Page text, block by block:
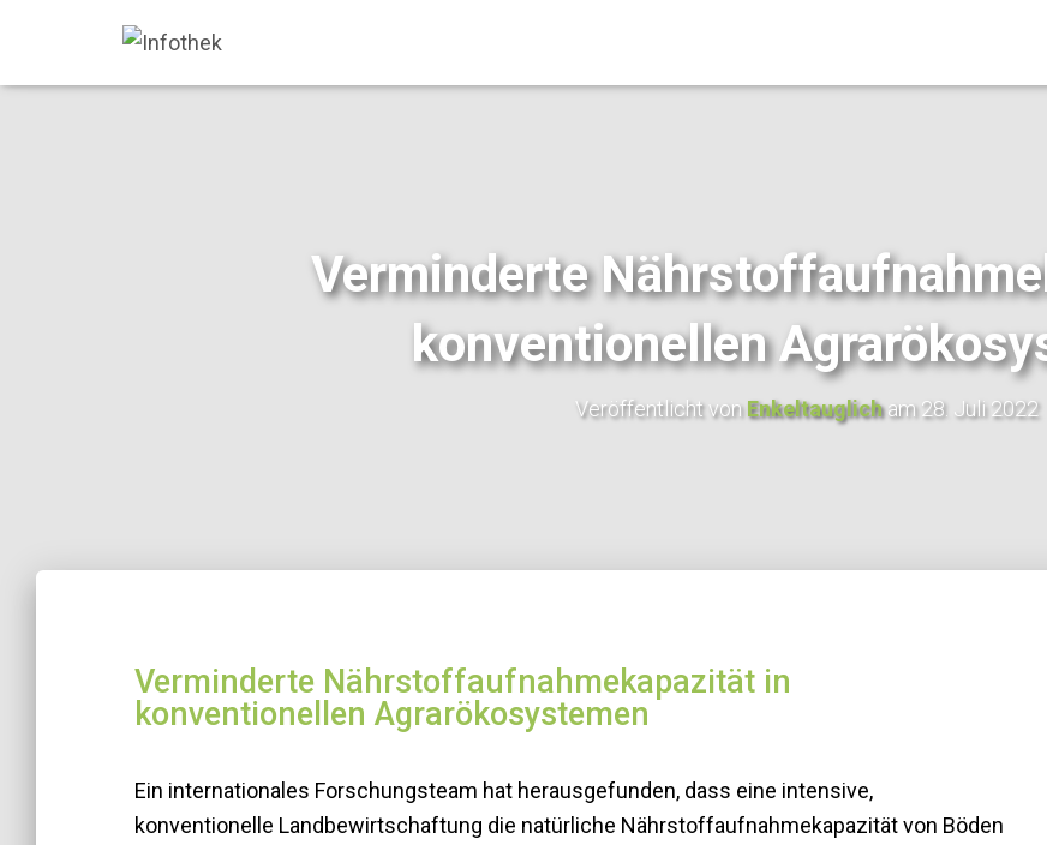
Verminderte
konventionellen
Veröffentlicht vonEnkeltauglicham28. Juli 2022
Verminderte Nährstoffaufnahmekapazität in
konventionellen Agrarökosystemen
Ein internationales Forschungsteam hat herausgefunden, dass eine intensive,
konventionelle Landbewirtschaftung die natürliche Nährstoffaufnahmekapazität von Böden